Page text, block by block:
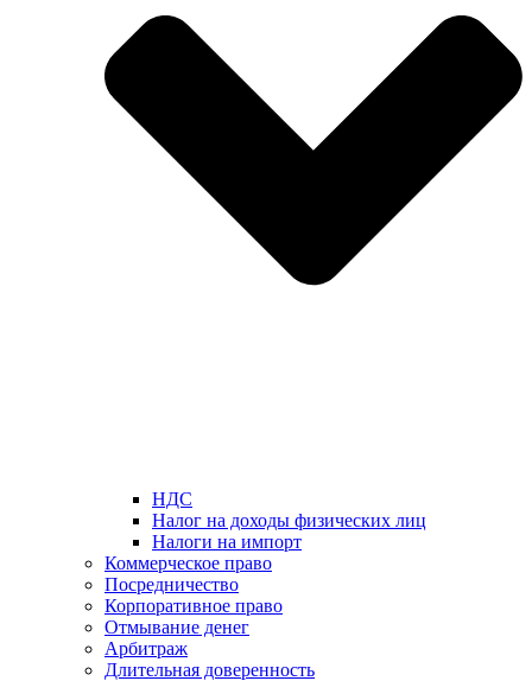
НДС
Налог на доходы физических лиц
Налоги на импорт
Коммерческое право
Посредничество
Корпоративное право
Отмывание денег
Арбитраж
Длительная доверенность